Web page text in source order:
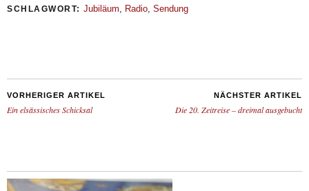
SCHLAGWORT: Jubiläum, Radio, Sendung
VORHERIGER ARTIKEL
Ein elsässisches Schicksal
NÄCHSTER ARTIKEL
Die 20. Zeitreise – dreimal ausgebucht